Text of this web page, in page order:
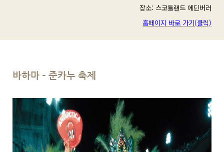
장소: 스코틀랜드 에딘버러
홈페이지 바로 가기(클릭)
바하마 – 준카누 축제